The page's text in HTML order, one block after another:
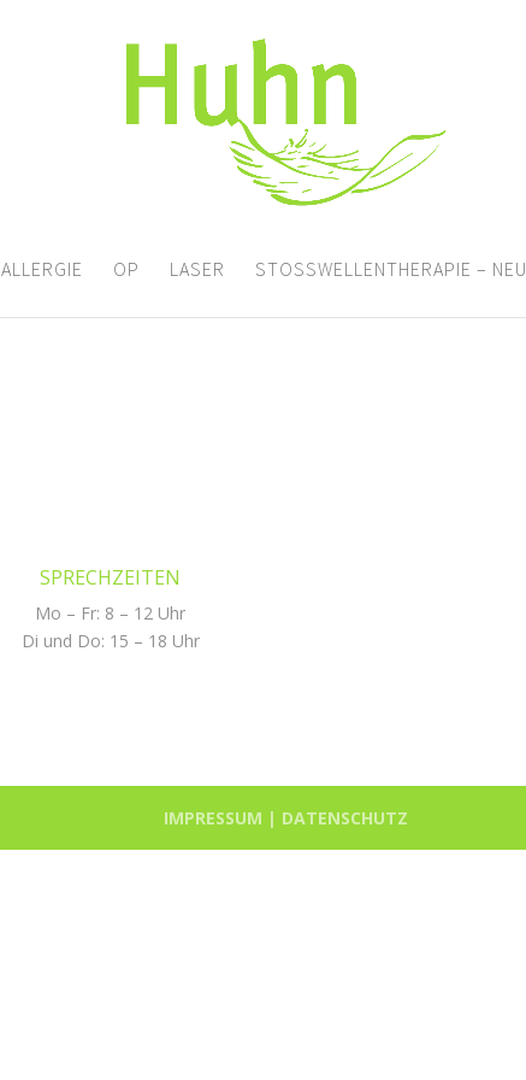
ALLERGIE OP LASER STOSSWELLENTHERAPIE – NEU
SPRECHZEITEN
Mo – Fr: 8 – 12 Uhr
Di und Do: 15 – 18 Uhr
IMPRESSUM | DATENSCHUTZ